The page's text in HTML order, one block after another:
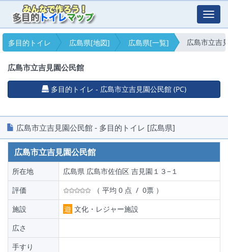
多目的トイレ
広島県[地図] 広島県[一覧] 広島市立吉
広島市立吉見園公民館
多目的トイレ - 広島市立吉見園公民館 (PC)
広島市立吉見園公民館 - 多目的トイレ [広島県]
広島市立吉見園公民館
所在地
広島県 広島市佐伯区 吉見園１３−１
評価
（ 平均 0 点 / 0票 ）
施設
遊 文化・レジャー施設
広さ
手すり